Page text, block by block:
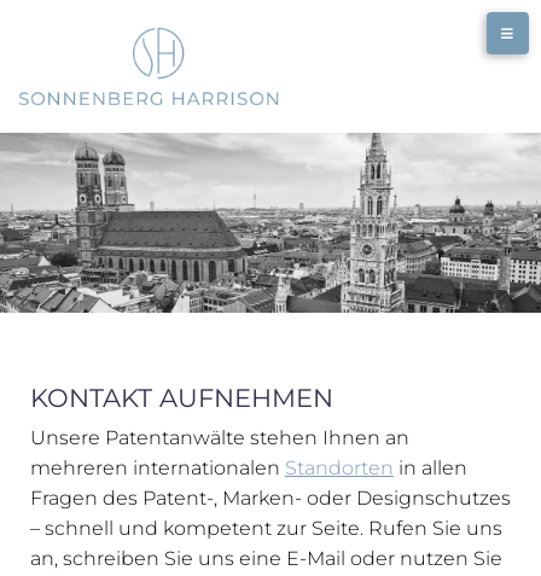
KONTAKT AUFNEHMEN
Unsere Patentanwälte stehen Ihnen an
mehreren internationalen Standorten in allen
Fragen des Patent-, Marken- oder Designschutzes
– schnell und kompetent zur Seite. Rufen Sie uns
an, schreiben Sie uns eine E-Mail oder nutzen Sie